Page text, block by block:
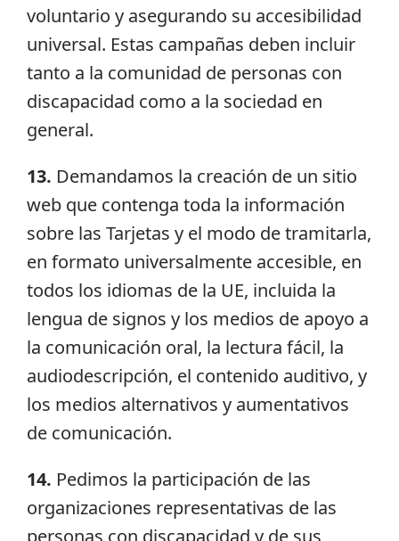
voluntario y asegurando su accesibilidad
universal. Estas campañas deben incluir
tanto a la comunidad de personas con
discapacidad como a la sociedad en
general.
13. Demandamos la creación de un sitio
web que contenga toda la información
sobre las Tarjetas y el modo de tramitarla,
en formato universalmente accesible, en
todos los idiomas de la UE, incluida la
lengua de signos y los medios de apoyo a
la comunicación oral, la lectura fácil, la
audiodescripción, el contenido auditivo, y
los medios alternativos y aumentativos
de comunicación.
14. Pedimos la participación de las
organizaciones representativas de las
personas con discapacidad y de sus